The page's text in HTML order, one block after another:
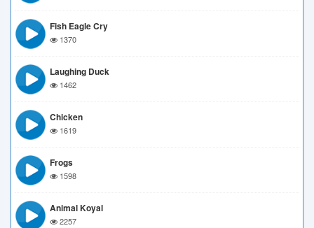
Fish Eagle Cry
1370
Laughing Duck
1462
Chicken
1619
Frogs
1598
Animal Koyal
2257